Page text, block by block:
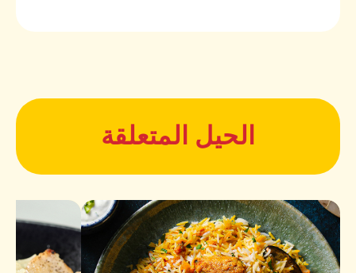
الحيل المتعلقة